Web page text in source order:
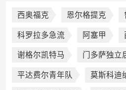
西奥福克 恩尔格提克
科罗拉多急流 阿塞甲
谢格尔凯特马 门多萨独立
平达费尔青年队 莫斯科迪